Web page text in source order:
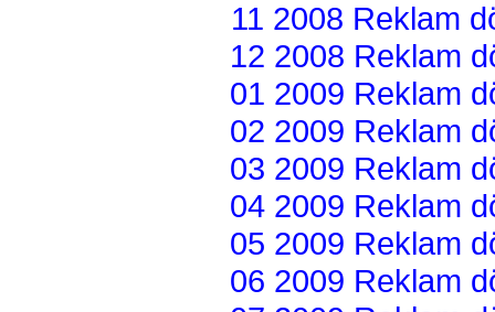
11 2008 Reklam
12 2008 Reklam
01 2009 Reklam
02 2009 Reklam
03 2009 Reklam
04 2009 Reklam
05 2009 Reklam
06 2009 Reklam